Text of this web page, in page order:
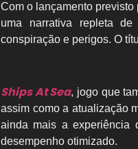
Com o lançamento previsto
uma narrativa repleta
conspiração e perigos. O
Ships At Sea, jogo que
assim como a atualização
ainda mais a experiência
desempenho otimizado.